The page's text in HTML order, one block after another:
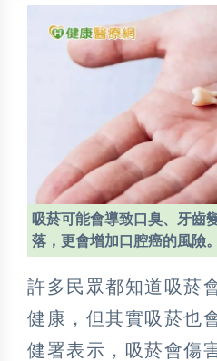
吸菸可能會導致口臭、牙齒
落，更會增加口腔癌的風險。
許多民眾都知道吸菸
健康，但其實吸菸也
健署表示，吸菸會傷